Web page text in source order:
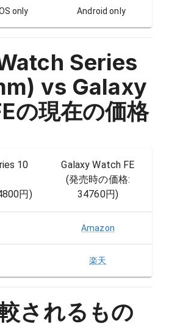
only Android only
Series
vs Galaxy
の現在の価格
10
円)
Galaxy Watch FE
(発売時の価格:
34760円)
Amazon
楽天
されるもの